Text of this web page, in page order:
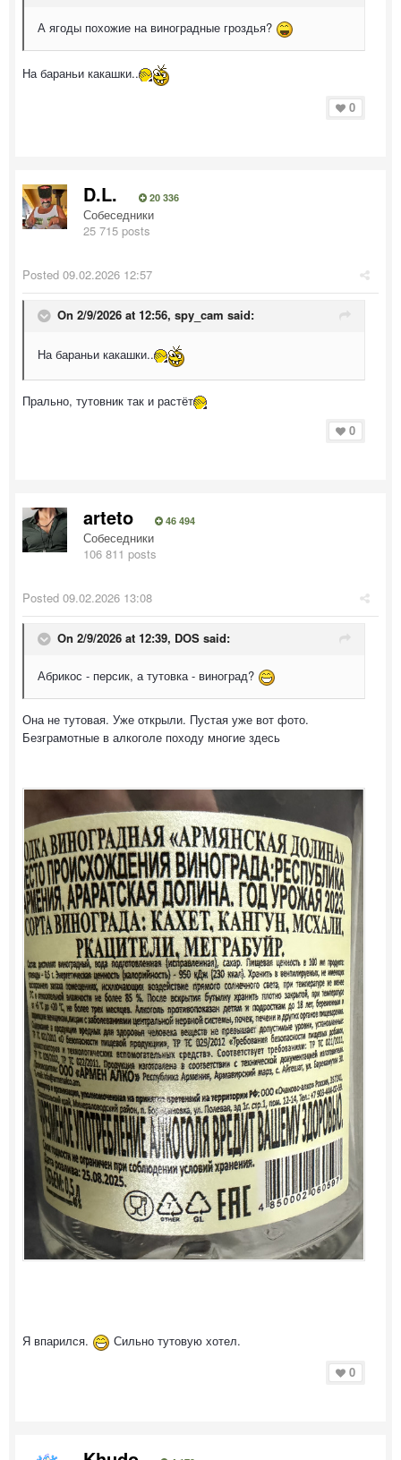
А ягоды похожие на виноградные гроздья?
На бараньи какашки..
0
D.L. 20 336
Собеседники
25 715 posts
Posted 09.02.2026 12:57
On 2/9/2026 at 12:56, spy_cam said:
На бараньи какашки..
Прально, тутовник так и растёт
0
arteto 46 494
Собеседники
106 811 posts
Posted 09.02.2026 13:08
On 2/9/2026 at 12:39, DOS said:
Абрикос - персик, а тутовка - виноград?
Она не тутовая. Уже открыли. Пустая уже вот фото.
Безграмотные в алкоголе походу многие здесь
Я впарился.
Сильно тутовую хотел.
0